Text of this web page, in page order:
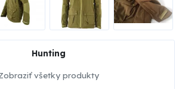
Hunting
všetky produkty